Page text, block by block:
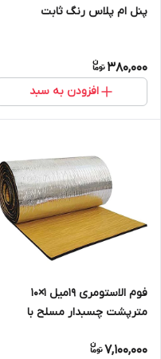
پنل ام پلاس رنگ ثابت
380,000
افزودن به سبد
فوم الاستومری 19میل 1×10
مترپشت چسبدار مسلح با
7,100,000